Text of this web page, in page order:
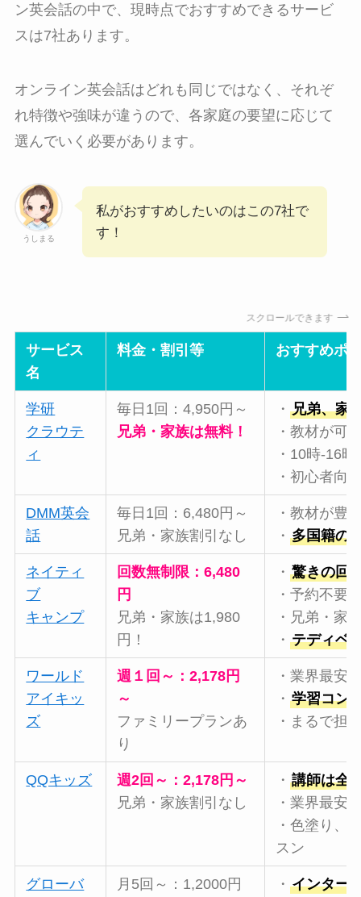
ン英会話の中で、現時点でおすすめできるサービ
スは7社あります。
オンライン英会話はどれも同じではなく、それぞ
れ特徴や強味が違うので、各家庭の要望に応じて
選んでいく必要があります。
うしまる
私がおすすめしたいのはこの7社で
す！
スクロールできます
サービス
名
料金・割引等 おすすめポ
学研
クラウテ
ィ
毎日1回：4,950円～
兄弟・家族は無料！
・兄弟、家
・教材が可
・10時-16
・初心者向
DMM英会
話
毎日1回：6,480円～
兄弟・家族割引なし
・教材が豊
・多国籍の
ネイティ
ブ
キャンプ
回数無制限：6,480
円
兄弟・家族は1,980
円！
・驚きの回
・予約不要
・兄弟・家
・テディベ
ワールド
アイキッ
ズ
週１回～：2,178円
～
ファミリープランあ
り
・業界最安
・学習コン
・まるで担
QQキッズ
週2回～：2,178円～
兄弟・家族割引なし
・講師は全
・業界最安
・色塗り、
スン
グローバ
月5回～：1,2000円
・インター